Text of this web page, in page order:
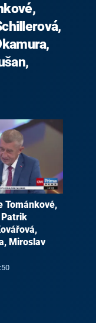
Tománkové,
Miroslav